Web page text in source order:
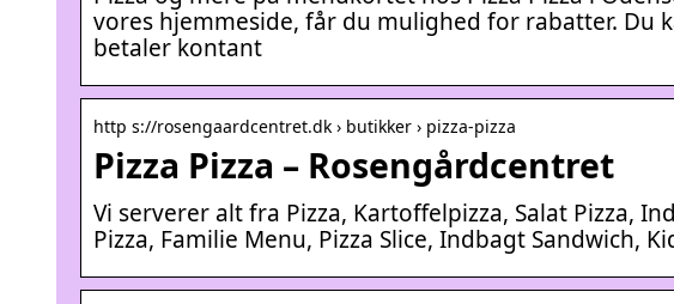
vores hjemmeside, får du mulighed for rabatter. Du
betaler kontant
http s://rosengaardcentret.dk › butikker › pizza-pizza
Pizza Pizza – Rosengårdcentret
Vi serverer alt fra Pizza, Kartoffelpizza, Salat Pizza,
Pizza, Familie Menu, Pizza Slice, Indbagt Sandwich,